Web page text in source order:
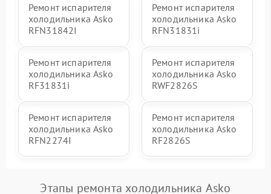
Ремонт испарителя
холодильника Asko
RFN31842I
Ремонт испарителя
холодильника Asko
RFN31831i
Ремонт испарителя
холодильника Asko
RF31831i
Ремонт испарителя
холодильника Asko
RWF2826S
Ремонт испарителя
холодильника Asko
RFN2274I
Ремонт испарителя
холодильника Asko
RF2826S
Этапы ремонта холодильника Asko